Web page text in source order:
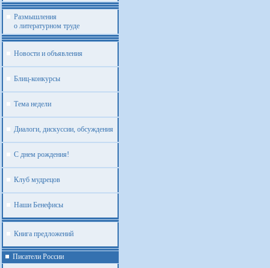
Размышления
о литературном труде
Новости и объявления
Блиц-конкурсы
Тема недели
Диалоги, дискуссии, обсуждения
С днем рождения!
Клуб мудрецов
Наши Бенефисы
Книга предложений
Писатели России